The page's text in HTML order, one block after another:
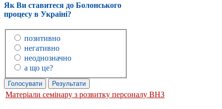
Як Ви ставитеся до Болонського
процесу в Україні?
позитивно
негативно
неоднозначно
а що це?
Матеріали семінару з розвитку персоналу ВНЗ